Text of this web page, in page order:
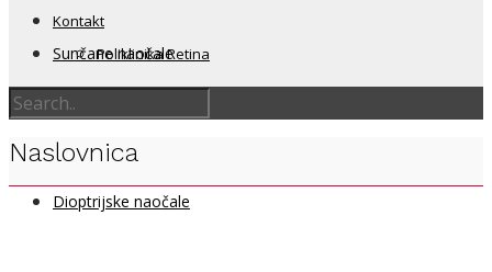
Sunčane naočale
Dioptrijske naočale
Kontakt
Poliklinika Retina
Naslovnica